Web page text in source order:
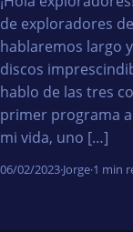
de exploradores
hablaremos largo
discos
hablo de las tres
primer programa
mi vida, uno […]
06/02/2023·Jorge·1 min